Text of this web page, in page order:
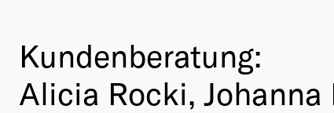
Kundenberatung:
Alicia Rocki, Johanna